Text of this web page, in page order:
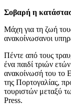
Σοβαρή η
Μάχη για τη ζωή
ανακοίνωσανοι
Πέντε από τους
ένα παιδί τριών
ανακοίνωσή του το
της Πορτογαλίας,
τουριστών μεταξύ
Press.